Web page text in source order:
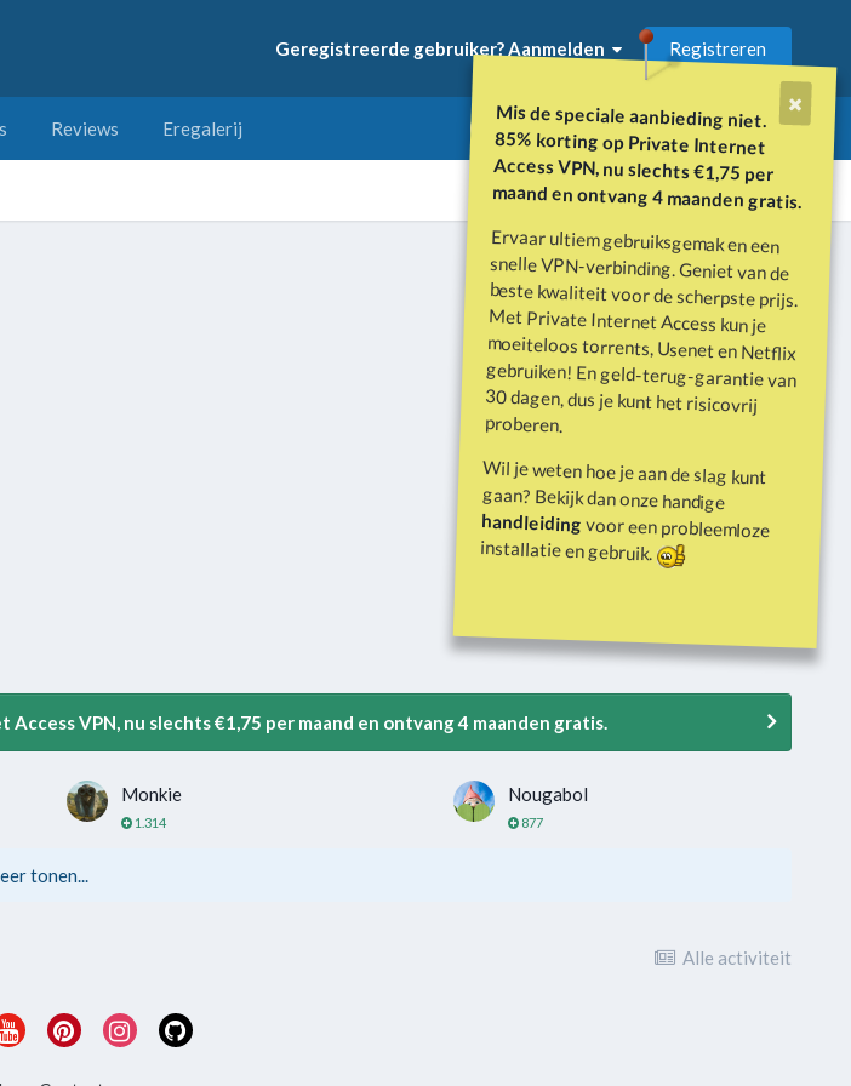
Mis de speciale aanbieding niet.
85% korting op Private Internet
Access VPN, nu slechts €1,75 per
maand en ontvang 4 maanden gratis.
Ervaar ultiem gebruiksgemak en een
snelle VPN-verbinding. Geniet van de
beste kwaliteit voor de scherpste prijs.
Met Private Internet Access kun je
moeiteloos torrents, Usenet en Netflix
gebruiken! En geld-terug-garantie van
30 dagen, dus je kunt het risicovrij
proberen.
Wil je weten hoe je aan de slag kunt
gaan? Bekijk dan onze handige
handleidingvoor een probleemloze
installatie en gebruik.
Geregistreerde gebruiker? Aanmelden Registreren
Reviews Eregalerij
Alle activiteit
VPN, nu slechts €1,75 per maand en ontvang 4 maanden gratis.
Monkie
1.314
Nougabol
877
tonen...
Alle activiteit